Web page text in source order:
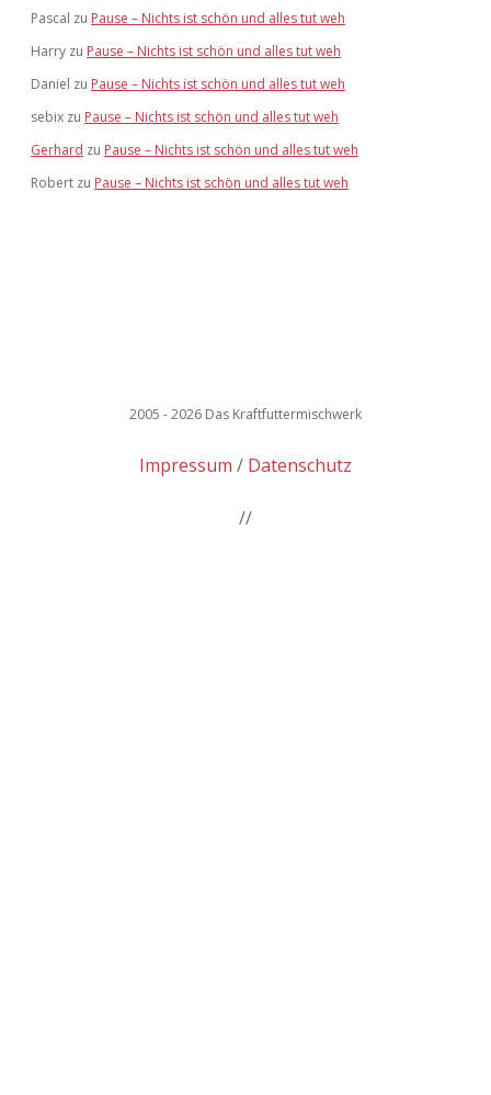
Pascal zu Pause – Nichts ist schön und alles tut weh
Harry zu Pause – Nichts ist schön und alles tut weh
Daniel zu Pause – Nichts ist schön und alles tut weh
sebix zu Pause – Nichts ist schön und alles tut weh
Gerhard zu Pause – Nichts ist schön und alles tut weh
Robert zu Pause – Nichts ist schön und alles tut weh
2005 - 2026 Das Kraftfuttermischwerk
Impressum Datenschutz
//